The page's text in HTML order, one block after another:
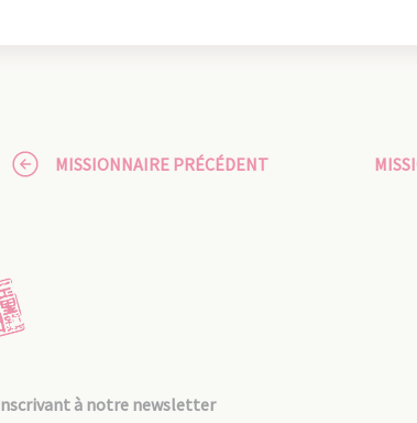
MISSIONNAIRE PRÉCÉDENT
à notre newsletter